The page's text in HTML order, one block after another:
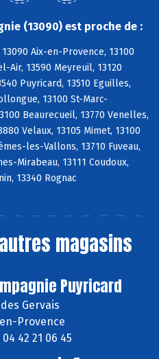
(13090) est proche de :
Aix-en-Provence, 13100
Air, 13590 Meyreuil, 13120
Puyricard, 13510 Eguilles,
13100 St-Marc-
Beaurecueil, 13770 Venelles,
Velaux, 13105 Mimet, 13100
les-Vallons, 13710 Fuveau,
Mirabeau, 13111 Coudoux,
13340 Rognac
magasins
Puyricard
Gervais
Provence
04 42 21 06 45